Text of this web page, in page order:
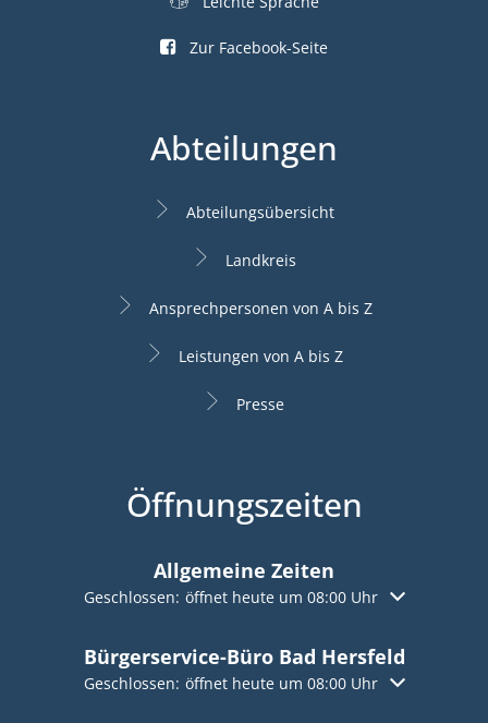
Zur Facebook-Seite
Abteilungen
Abteilungsübersicht
Landkreis
Ansprechpersonen von A bis Z
Leistungen von A bis Z
Presse
Öffnungszeiten
Allgemeine Zeiten
Klicken, um weitere Öffnungs- oder Schließzeiten
Geschlossen: öffnet heute um 08:00 Uhr
Bürgerservice-Büro Bad Hersfeld
Klicken, um weitere Öffnungs- oder Schließzeiten
Geschlossen: öffnet heute um 08:00 Uhr